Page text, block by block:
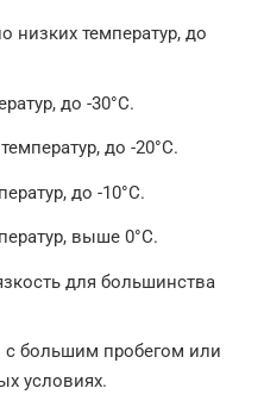
низких температур, до
до -30°C.
до -20°C.
до -10°C.
выше 0°C.
для большинства
большим пробегом или
условиях.